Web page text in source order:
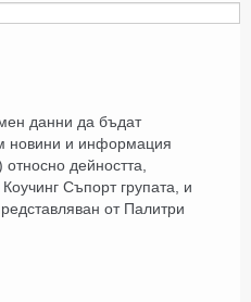
данни да бъдат
новини и информация
дейността,
Съпорт групата, и
от Палитри